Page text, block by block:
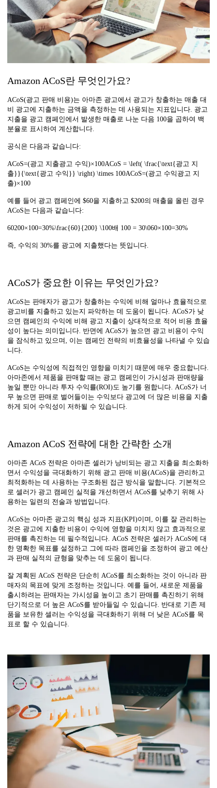
Amazon ACoS란 무엇인가요?
ACoS(광고 판매 비용)는 아마존 광고에서 광고가 창출하는 매출 대
비 광고에 지출하는 금액을 측정하는 데 사용되는 지표입니다. 광고
지출을 광고 캠페인에서 발생한 매출로 나눈 다음 100을 곱하여 백
분율로 표시하여 계산합니다.
공식은 다음과 같습니다:
ACoS=(광고 지출광고 수익)×100ACoS = \left( \frac{\text{광고 지
출}}{\text{광고 수익}} \right) \times 100ACoS=(광고 수익광고 지
출)×100
예를 들어 광고 캠페인에 $60을 지출하고 $200의 매출을 올린 경우
ACoS는 다음과 같습니다:
60200×100=30%\frac{60}{200} \100배 100 = 30\060×100=30%
즉, 수익의 30%를 광고에 지출했다는 뜻입니다.
ACoS가 중요한 이유는 무엇인가요?
ACoS는 판매자가 광고가 창출하는 수익에 비해 얼마나 효율적으로
광고비를 지출하고 있는지 파악하는 데 도움이 됩니다. ACoS가 낮
으면 캠페인의 수익에 비해 광고 지출이 상대적으로 적어 비용 효율
성이 높다는 의미입니다. 반면에 ACoS가 높으면 광고 비용이 수익
을 잠식하고 있으며, 이는 캠페인 전략의 비효율성을 나타낼 수 있습
니다.
ACoS는 수익성에 직접적인 영향을 미치기 때문에 매우 중요합니다.
아마존에서 제품을 판매할 때는 광고 캠페인이 가시성과 판매량을
높일 뿐만 아니라 투자 수익률(ROI)도 높기를 원합니다. ACoS가 너
무 높으면 판매로 벌어들이는 수익보다 광고에 더 많은 비용을 지출
하게 되어 수익성이 저하될 수 있습니다.
Amazon ACoS 전략에 대한 간략한 소개
아마존 ACoS 전략은 아마존 셀러가 낭비되는 광고 지출을 최소화하
면서 수익성을 극대화하기 위해 광고 판매 비용(ACoS)을 관리하고
최적화하는 데 사용하는 구조화된 접근 방식을 말합니다. 기본적으
로 셀러가 광고 캠페인 실적을 개선하면서 ACoS를 낮추기 위해 사
용하는 일련의 전술과 방법입니다.
ACoS는 아마존 광고의 핵심 성과 지표(KPI)이며, 이를 잘 관리하는
것은 광고에 지출한 비용이 수익에 영향을 미치지 않고 효과적으로
판매를 촉진하는 데 필수적입니다. ACoS 전략은 셀러가 ACoS에 대
한 명확한 목표를 설정하고 그에 따라 캠페인을 조정하여 광고 예산
과 판매 실적의 균형을 맞추는 데 도움이 됩니다.
잘 계획된 ACoS 전략은 단순히 ACoS를 최소화하는 것이 아니라 판
매자의 목표에 맞게 조정하는 것입니다. 예를 들어, 새로운 제품을
출시하려는 판매자는 가시성을 높이고 초기 판매를 촉진하기 위해
단기적으로 더 높은 ACoS를 받아들일 수 있습니다. 반대로 기존 제
품을 보유한 셀러는 수익성을 극대화하기 위해 더 낮은 ACoS를 목
표로 할 수 있습니다.